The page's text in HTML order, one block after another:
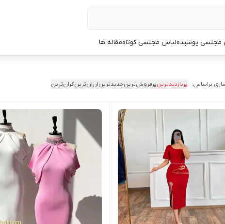
مجلسی پوشیدهلباس مجلسی کوتاهمقاله ها
براساس: پربازدیدترینپرفروش‌ترینجدیدترینارزان‌ترینگران‌ترین